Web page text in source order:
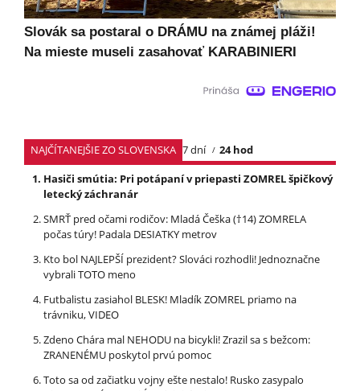
Slovák sa postaral o DRÁMU na známej pláži!
Na mieste museli zasahovať KARABINIERI
NAJČÍTANEJŠIE ZO SLOVENSKA 7 dní
24 hod
Hasiči smútia: Pri potápaní v priepasti ZOMREL špičkový
letecký záchranár
SMRŤ pred očami rodičov: Mladá Češka (†14) ZOMRELA
počas túry! Padala DESIATKY metrov
Kto bol NAJLEPŠÍ prezident? Slováci rozhodli! Jednoznačne
vybrali TOTO meno
Futbalistu zasiahol BLESK! Mladík ZOMREL priamo na
trávniku, VIDEO
Zdeno Chára mal NEHODU na bicykli! Zrazil sa s bežcom:
ZRANENÉMU poskytol prvú pomoc
Toto sa od začiatku vojny ešte nestalo! Rusko zasypalo